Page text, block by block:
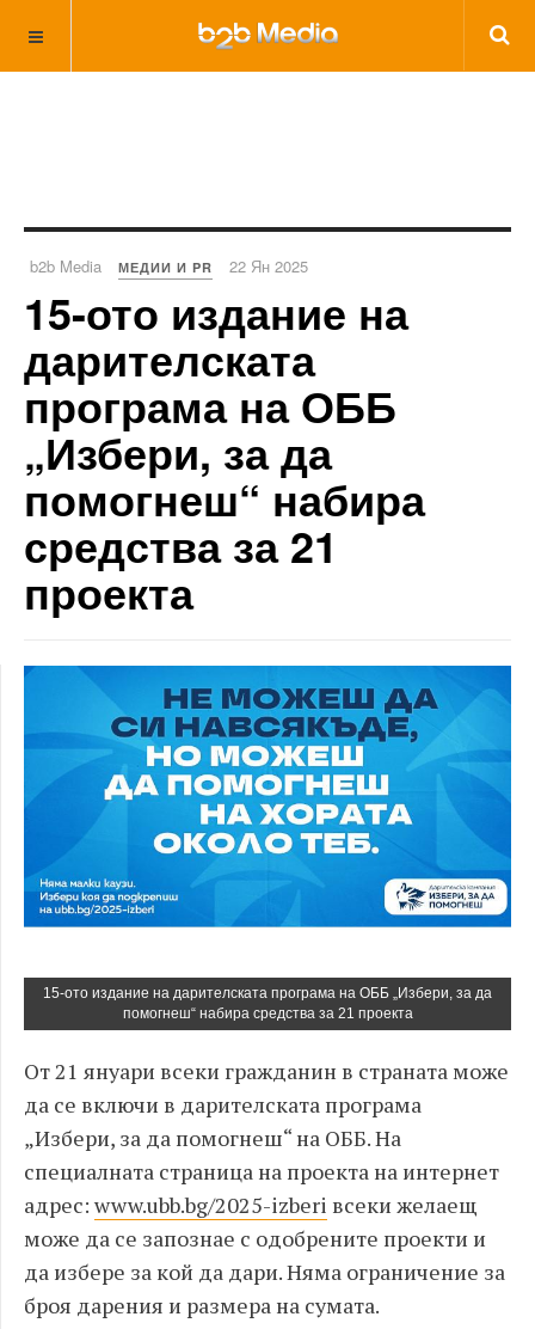
b2b Media МЕДИИ И PR 22 Ян 2025
15-ото издание на
дарителската
програма на ОББ
„Избери, за да
помогнеш“ набира
средства за 21
проекта
15-ото издание на дарителската програма на ОББ „Избери, за да
помогнеш“ набира средства за 21 проекта
От 21 януари всеки гражданин в страната може
да се включи в дарителската програма
„Избери, за да помогнеш“ на ОББ. На
специалната страница на проекта на интернет
адрес: www.ubb.bg/2025-izberi всеки желаещ
може да се запознае с одобрените проекти и
да избере за кой да дари. Няма ограничение за
броя дарения и размера на сумата.